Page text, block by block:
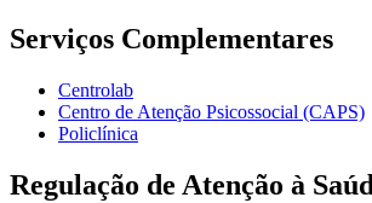
Serviços Complementares
Centrolab
Centro de Atenção Psicossocial (CAPS)
Policlínica
Regulação de Atenção à